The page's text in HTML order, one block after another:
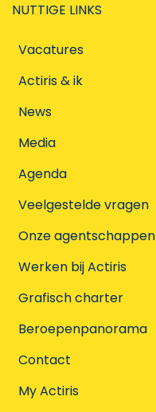
NUTTIGE LINKS
Vacatures
Actiris & ik
News
Media
Agenda
Veelgestelde vragen
Onze agentschappen
Werken bij Actiris
Grafisch charter
Beroepenpanorama
Contact
My Actiris